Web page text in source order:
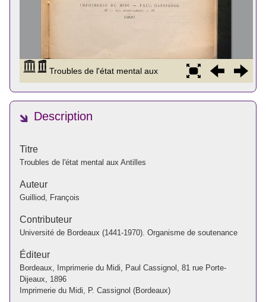
Description
Titre
Troubles de l'état mental aux Antilles
Auteur
Guilliod, François
Contributeur
Université de Bordeaux (1441-1970). Organisme de soutenance
Éditeur
Bordeaux, Imprimerie du Midi, Paul Cassignol, 81 rue Porte-
Dijeaux, 1896
Imprimerie du Midi, P. Cassignol (Bordeaux)